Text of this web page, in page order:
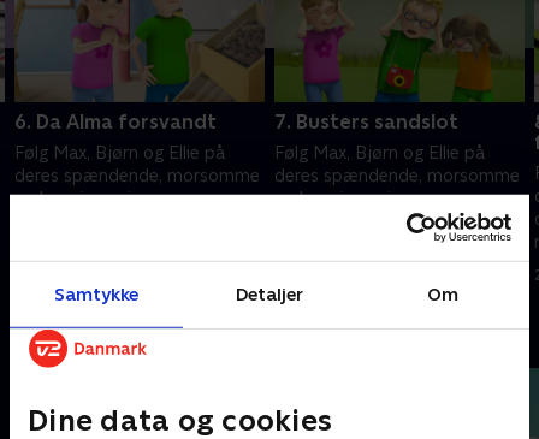
Samtykke Detaljer Om
Dine data og cookies
6. Da Alma forsvandt
Følg Max, Bjørn og Ellie på
deres spændende, morsomme
og lærerige vej som
Venskabsbyen.
7. Busters sandslot
Følg Max, Bjørn og Ellie på
deres spændende, morsomme
og lærerige vej som
Venskabsbyen.
Andre så også